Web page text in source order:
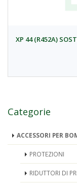
XP 44 (R452A)
Categorie
ACCESSORI PER
PROTEZIONI
RIDUTTORI DI